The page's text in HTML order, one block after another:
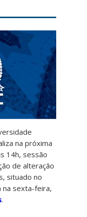
na próxima
14h, sessão
de alteração
situado no
na sexta-feira,
.